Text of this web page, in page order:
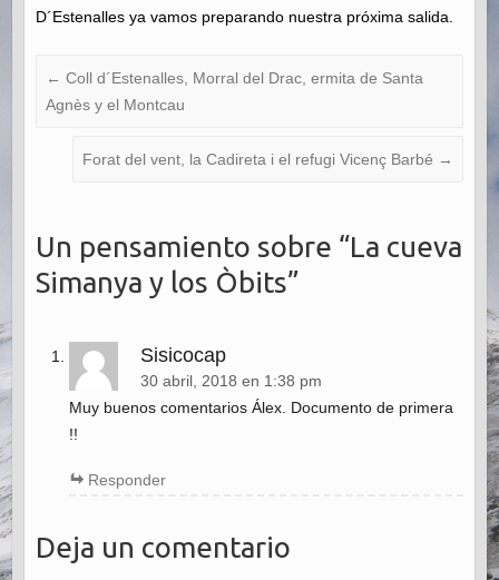
D´Estenalles ya vamos preparando nuestra próxima salida.
← Coll d´Estenalles, Morral del Drac, ermita de Santa
Agnès y el Montcau
Forat del vent, la Cadireta i el refugi Vicenç Barbé →
Un pensamiento sobre “La cueva
Simanya y los Òbits”
Sisicocap
30 abril, 2018 en 1:38 pm
Muy buenos comentarios Álex. Documento de primera
!!
Responder
Deja un comentario